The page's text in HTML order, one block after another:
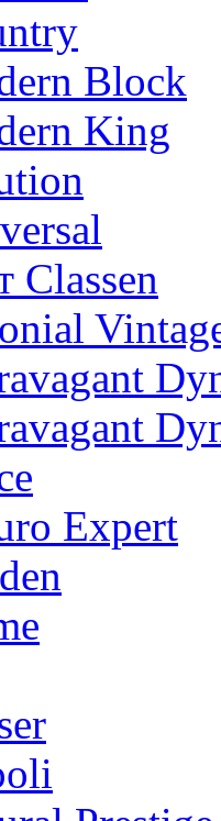
Block
King
Classen
Expert